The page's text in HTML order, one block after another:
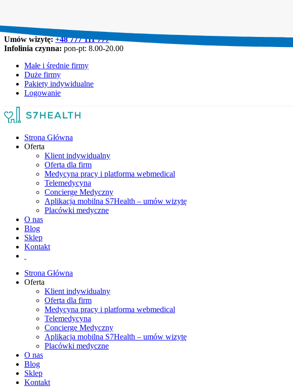
Umów wizytę:+48 777 111 777
Infolinia czynna: pon-pt: 8.00-20.00
Małe i średnie firmy
Duże firmy
Pakiety indywidualne
Logowanie
Strona Główna
Oferta
Klient indywidualny
Oferta dla firm
Medycyna pracy i platforma webmedical
Telemedycyna
Concierge Medyczny
Aplikacja mobilna S7Health – umów wizytę
Placówki medyczne
O nas
Blog
Sklep
Kontakt
Strona Główna
Oferta
Klient indywidualny
Oferta dla firm
Medycyna pracy i platforma webmedical
Telemedycyna
Concierge Medyczny
Aplikacja mobilna S7Health – umów wizytę
Placówki medyczne
O nas
Blog
Sklep
Kontakt